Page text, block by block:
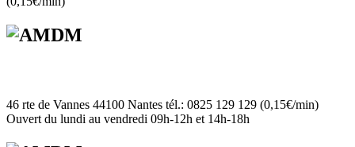
46 rte de Vannes 44100 Nantes tél.: 0825 129 129 (0,15€/min)
Ouvert du lundi au vendredi 09h-12h et 14h-18h